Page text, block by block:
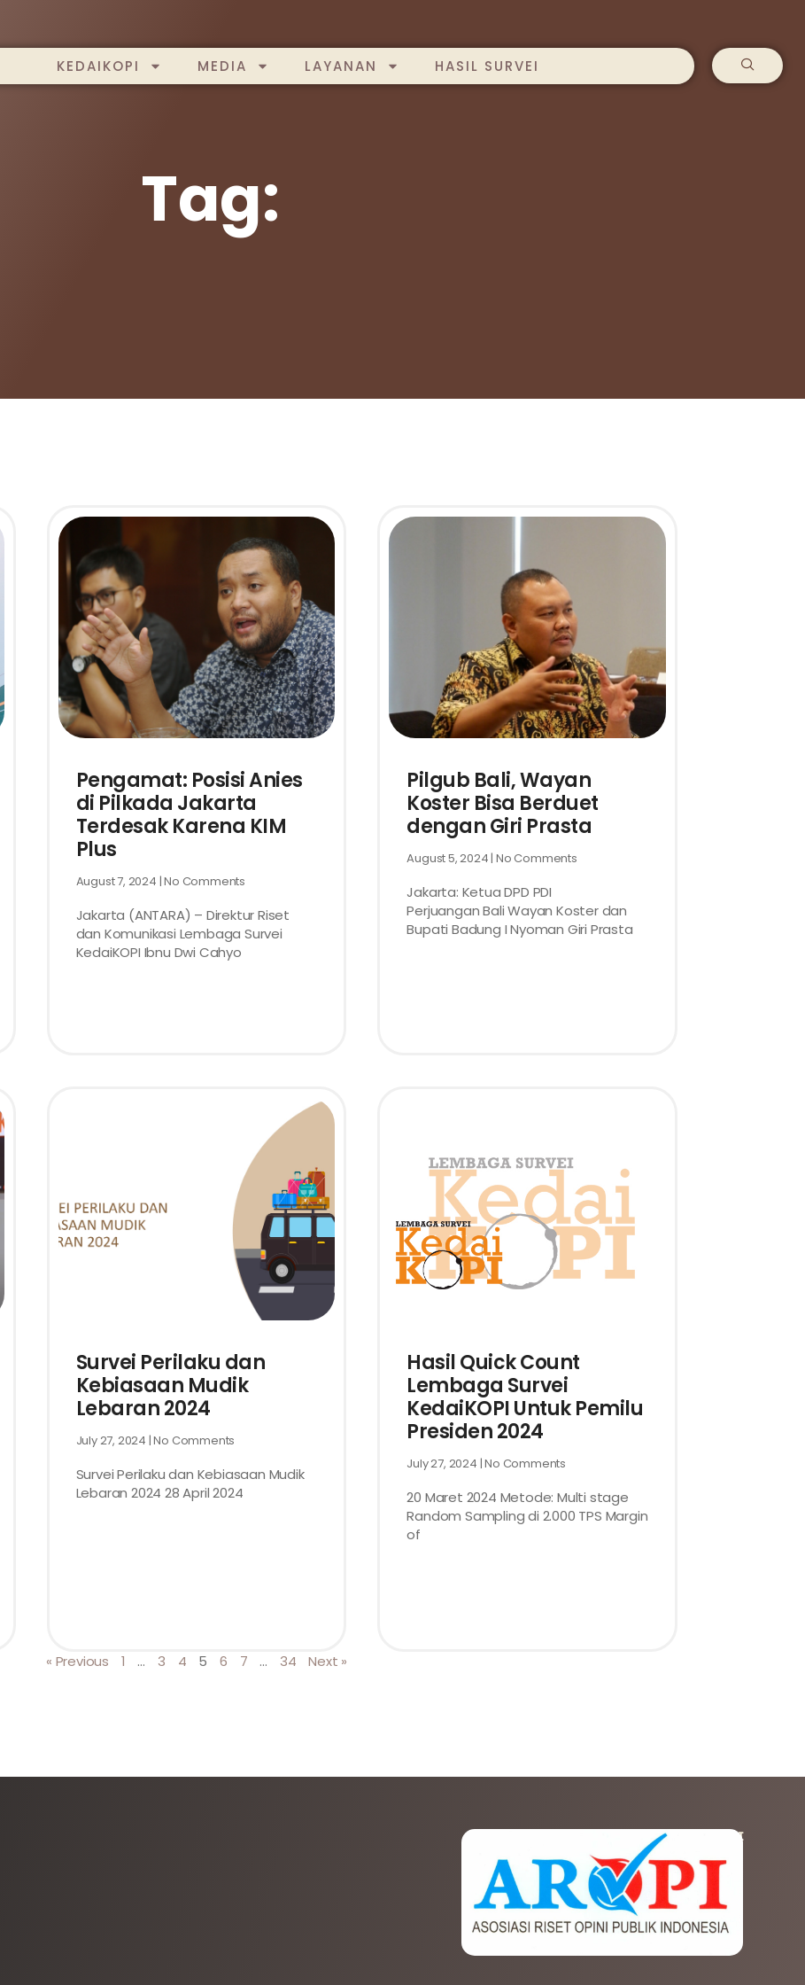
KEDAIKOPI MEDIA LAYANAN HASIL SURVEI
Tag:
Pengamat: Posisi Anies
di Pilkada Jakarta
Terdesak Karena KIM
Plus
August 7, 2024 No Comments
Jakarta (ANTARA) – Direktur Riset
dan Komunikasi Lembaga Survei
KedaiKOPI Ibnu Dwi Cahyo
Pilgub Bali, Wayan
Koster Bisa Berduet
dengan Giri Prasta
August 5, 2024 No Comments
Jakarta: Ketua DPD PDI
Perjuangan Bali Wayan Koster dan
Bupati Badung I Nyoman Giri Prasta
Survei Perilaku dan
Kebiasaan Mudik
Lebaran 2024
July 27, 2024 No Comments
Survei Perilaku dan Kebiasaan Mudik
Lebaran 2024 28 April 2024
Hasil Quick Count
Lembaga Survei
KedaiKOPI Untuk Pemilu
Presiden 2024
July 27, 2024 No Comments
20 Maret 2024 Metode: Multi stage
Random Sampling di 2.000 TPS Margin
of
« Previous 1 … 3 4 5 6 7 … 34 Next »
AFILIASI